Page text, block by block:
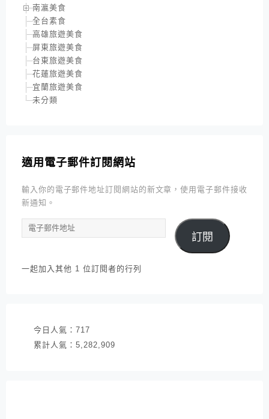
南瀛美食
全台素食
高雄旅遊美食
屏東旅遊美食
台東旅遊美食
花蓮旅遊美食
宜蘭旅遊美食
未分類
適用電子郵件訂閱網站
輸入你的電子郵件地址訂閱網站的新文章，使用電子郵件接收
新通知。
電
子
件
訂閱
一起加入其他 1 位訂閱者的行列
今日人氣： 717
累計人氣： 5,282,909